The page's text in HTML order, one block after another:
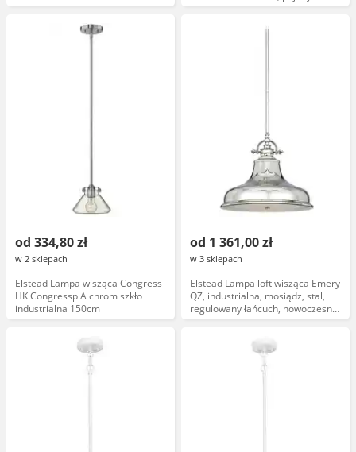
od 334,80 zł
w 2 sklepach
Elstead Lampa wisząca Congress
HK Congressp A chrom szkło
industrialna 150cm
od 1 361,00 zł
w 3 sklepach
Elstead Lampa loft wisząca Emery
QZ, industrialna, mosiądz, stal,
regulowany łańcuch, nowoczesny
design